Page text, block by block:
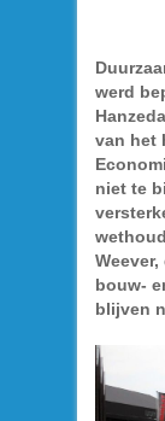
werd
van het
niet te
bouw-
blijven